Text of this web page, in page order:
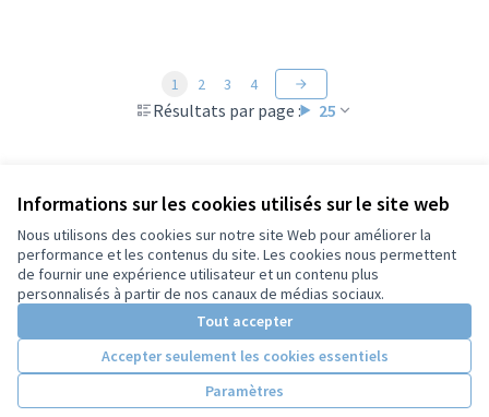
Informations sur les cookies utilisés sur le site web
Nous utilisons des cookies sur notre site Web pour améliorer la
performance et les contenus du site. Les cookies nous permettent
de fournir une expérience utilisateur et un contenu plus
personnalisés à partir de nos canaux de médias sociaux.
Tout accepter
Accepter seulement les cookies essentiels
Paramètres
Résultats par page : 25
1 2 3 4
Voir toutes les rencontres annulées
Conditions d'utilisation
Paramètres des cookies
Site réalisé grâce aulogiciel libre Decidim .
Licence
(Lien